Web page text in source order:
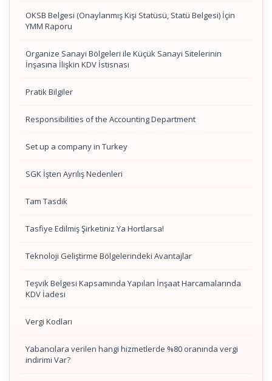
OKSB Belgesi (Onaylanmış Kişi Statüsü, Statü Belgesi) İçin
YMM Raporu
Organize Sanayi Bölgeleri ile Küçük Sanayi Sitelerinin
İnşasına İlişkin KDV İstisnası
Pratik Bilgiler
Responsibilities of the Accounting Department
Set up a company in Turkey
SGK İşten Ayrılış Nedenleri
Tam Tasdik
Tasfiye Edilmiş Şirketiniz Ya Hortlarsa!
Teknoloji Geliştirme Bölgelerindeki Avantajlar
Teşvik Belgesi Kapsamında Yapılan İnşaat Harcamalarında
KDV İadesi
Vergi Kodları
Yabancılara verilen hangi hizmetlerde %80 oranında vergi
indirimi Var?